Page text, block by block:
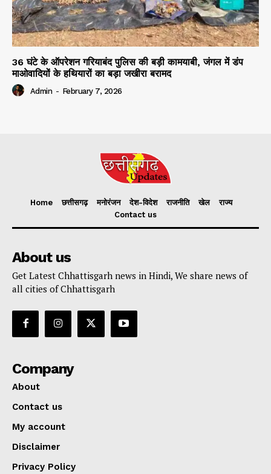
36 घंटे के ऑपरेशन गरियाबंद पुलिस की बड़ी कामयाबी, जंगल में डंप
माओवादियों के हथियारों का बड़ा जखीरा बरामद
Admin - February 7, 2026
Home छत्तीसगढ़ मनोरंजन देश-विदेश राजनीति खेल
राज्य
Contact us
About us
Get Latest Chhattisgarh news in Hindi, We share news of
all cities of Chhattisgarh
Company
About
Contact us
My account
Disclaimer
Privacy Policy